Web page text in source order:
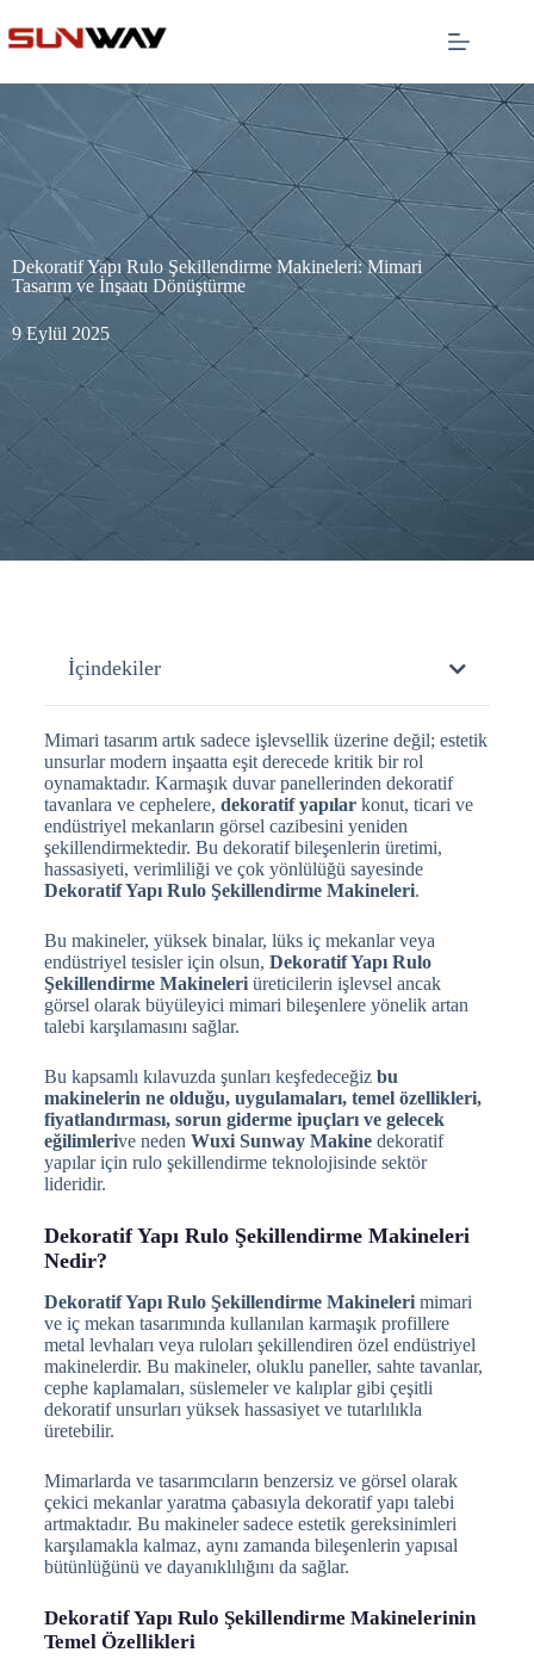
Dekoratif Yapı Rulo Şekillendirme Makineleri: Mimari
Tasarım ve İnşaatı Dönüştürme
9 Eylül 2025
İçindekiler
Mimari tasarım artık sadece işlevsellik üzerine değil; estetik
unsurlar modern inşaatta eşit derecede kritik bir rol
oynamaktadır. Karmaşık duvar panellerinden dekoratif
tavanlara ve cephelere, dekoratif yapılarkonut, ticari ve
endüstriyel mekanların görsel cazibesini yeniden
şekillendirmektedir. Bu dekoratif bileşenlerin üretimi,
hassasiyeti, verimliliği ve çok yönlülüğü sayesinde
Dekoratif Yapı Rulo Şekillendirme Makineleri.
Bu makineler, yüksek binalar, lüks iç mekanlar veya
endüstriyel tesisler için olsun, Dekoratif Yapı Rulo
Şekillendirme Makineleriüreticilerin işlevsel ancak
görsel olarak büyüleyici mimari bileşenlere yönelik artan
talebi karşılamasını sağlar.
Bu kapsamlı kılavuzda şunları keşfedeceğiz bu
makinelerin ne olduğu, uygulamaları, temel özellikleri,
fiyatlandırması, sorun giderme ipuçları ve gelecek
eğilimlerive neden Wuxi Sunway Makinedekoratif
yapılar için rulo şekillendirme teknolojisinde sektör
lideridir.
Dekoratif Yapı Rulo Şekillendirme Makineleri
Nedir?
Dekoratif Yapı Rulo Şekillendirme Makinelerimimari
ve iç mekan tasarımında kullanılan karmaşık profillere
metal levhaları veya ruloları şekillendiren özel endüstriyel
makinelerdir. Bu makineler, oluklu paneller, sahte tavanlar,
cephe kaplamaları, süslemeler ve kalıplar gibi çeşitli
dekoratif unsurları yüksek hassasiyet ve tutarlılıkla
üretebilir.
Mimarlarda ve tasarımcıların benzersiz ve görsel olarak
çekici mekanlar yaratma çabasıyla dekoratif yapı talebi
artmaktadır. Bu makineler sadece estetik gereksinimleri
karşılamakla kalmaz, aynı zamanda bileşenlerin yapısal
bütünlüğünü ve dayanıklılığını da sağlar.
Dekoratif Yapı Rulo Şekillendirme Makinelerinin
Temel Özellikleri